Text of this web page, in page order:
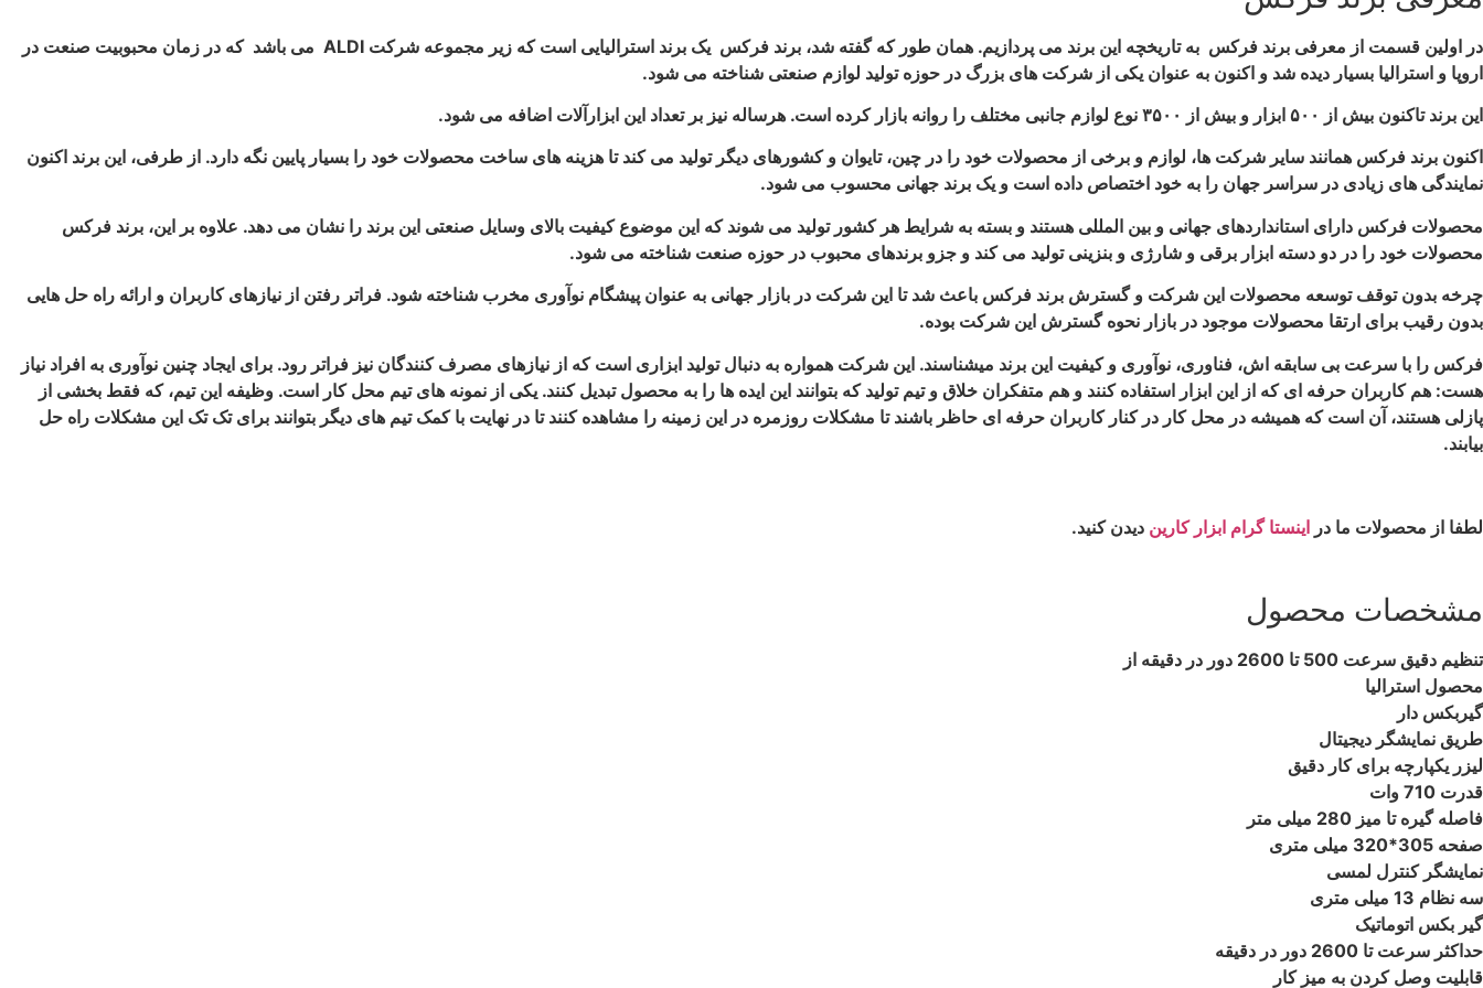
در اولین قسمت از معرفی برند فرکس به تاریخچه این برند می پردازیم. همان طور که گفته شد، برند فرکس یک برند استرالیایی است که زیر مجموعه شرکت ALDI می باشد که در زمان محبوبیت صنعت در
اروپا و استرالیا بسیار دیده شد و اکنون به عنوان یکی از شرکت های بزرگ در حوزه تولید لوازم صنعتی شناخته می شود.
این برند تاکنون بیش از ۵۰۰ ابزار و بیش از ۳۵۰۰ نوع لوازم جانبی مختلف را روانه بازار کرده است. هرساله نیز بر تعداد این ابزارآلات اضافه می شود.
اکنون برند فرکس همانند سایر شرکت ها، لوازم و برخی از محصولات خود را در چین، تایوان و کشورهای دیگر تولید می کند تا هزینه های ساخت محصولات خود را بسیار پایین نگه دارد. از طرفی، این برند اکنون
نمایندگی های زیادی در سراسر جهان را به خود اختصاص داده است و یک برند جهانی محسوب می شود.
محصولات فرکس دارای استانداردهای جهانی و بین المللی هستند و بسته به شرایط هر کشور تولید می شوند که این موضوع کیفیت بالای وسایل صنعتی این برند را نشان می دهد. علاوه بر این، برند فرکس
محصولات خود را در دو دسته ابزار برقی و شارژی و بنزینی تولید می کند و جزو برندهای محبوب در حوزه صنعت شناخته می شود.
چرخه بدون توقف توسعه محصولات این شرکت و گسترش برند فرکس باعث شد تا این شرکت در بازار جهانی به عنوان پیشگام نوآوری مخرب شناخته شود. فراتر رفتن از نیازهای کاربران و ارائه راه حل هایی
بدون رقیب برای ارتقا محصولات موجود در بازار نحوه گسترش این شرکت بوده.
فرکس را با سرعت بی سابقه اش، فناوری، نوآوری و کیفیت این برند میشناسند. این شرکت همواره به دنبال تولید ابزاری است که از نیازهای مصرف کنندگان نیز فراتر رود. برای ایجاد چنین نوآوری به افراد نیاز
هست: هم کاربران حرفه ای که از این ابزار استفاده کنند و هم متفکران خلاق و تیم تولید که بتوانند این ایده ها را به محصول تبدیل کنند. یکی از نمونه های تیم محل کار است. وظیفه این تیم، که فقط بخشی از
پازلی هستند، آن است که همیشه در محل کار در کنار کاربران حرفه ای حاظر باشند تا مشکلات روزمره در این زمینه را مشاهده کنند تا در نهایت با کمک تیم های دیگر بتوانند برای تک تک این مشکلات راه حل
بیابند.
لطفا از محصولات ما در اینستا گرام ابزار کارین دیدن کنید.
مشخصات محصول
تنظیم دقیق سرعت 500 تا 2600 دور در دقیقه از
محصول استرالیا
گیربکس دار
طریق نمایشگر دیجیتال
لیزر یکپارچه برای کار دقیق
قدرت 710 وات
فاصله گیره تا میز 280 میلی متر
صفحه 305*320 میلی متری
نمایشگر کنترل لمسی
سه نظام 13 میلی متری
گیر بکس اتوماتیک
حداکثر سرعت تا 2600 دور در دقیقه
قابلیت وصل کردن به میز کار